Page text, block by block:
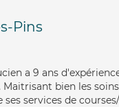
Pins
a 9 ans
bien les
services de